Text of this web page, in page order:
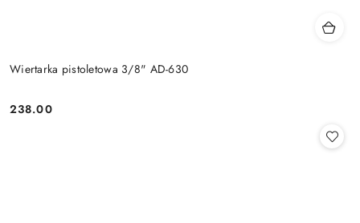
Wiertarka pistoletowa 3/8" AD-630
Cena:
238.00